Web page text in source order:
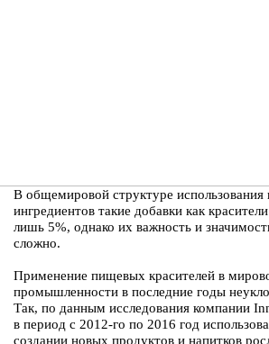
В общемировой структуре
ингредиентов такие добавки как
лишь 5%, однако их важность и
сложно.
Применение пищевых красителей в
промышленности в последние годы
Так, по данным исследования компании
в период с 2012-го по 2016 год
создании новых продуктов и напитков